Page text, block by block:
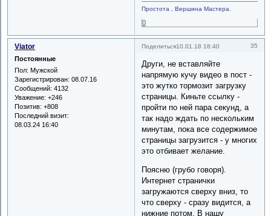
Простота , Вершина Мастера.
0
Поделиться 35
10.01.18 18:40
Viator
Постоянные
Пол: Мужской
Зарегистрирован: 08.07.16
Сообщений: 4132
Уважение: +246
Позитив: +808
Последний визит:
08.03.24 16:40
Други, не вставляйте
напрямую кучу видео в пост -
это жутко тормозит загрузку
страницы. Киньте ссылку -
пройти по ней пара секунд, а
так надо ждать по нескольким
минутам, пока все содержимое
страницы загрузится - у многих
это отбивает желание.
Поясню (грубо говоря).
Интернет странички
загружаются сверху вниз, то
что сверху - сразу видится, а
нижние потом. В нашу